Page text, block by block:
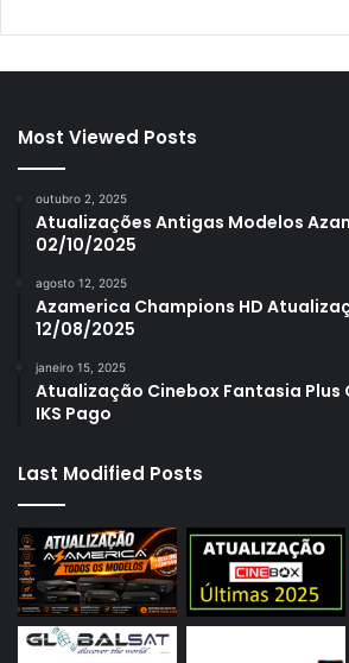
Most Viewed Posts
outubro 2, 2025
Atualizações Antigas Modelos
02/10/2025
agosto 12, 2025
Azamerica Champions HD
12/08/2025
janeiro 15, 2025
Atualização Cinebox Fantasia Plus
IKS Pago
Last Modified Posts